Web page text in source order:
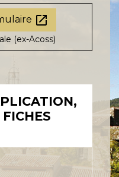
open_in_new
(ex-Acoss)